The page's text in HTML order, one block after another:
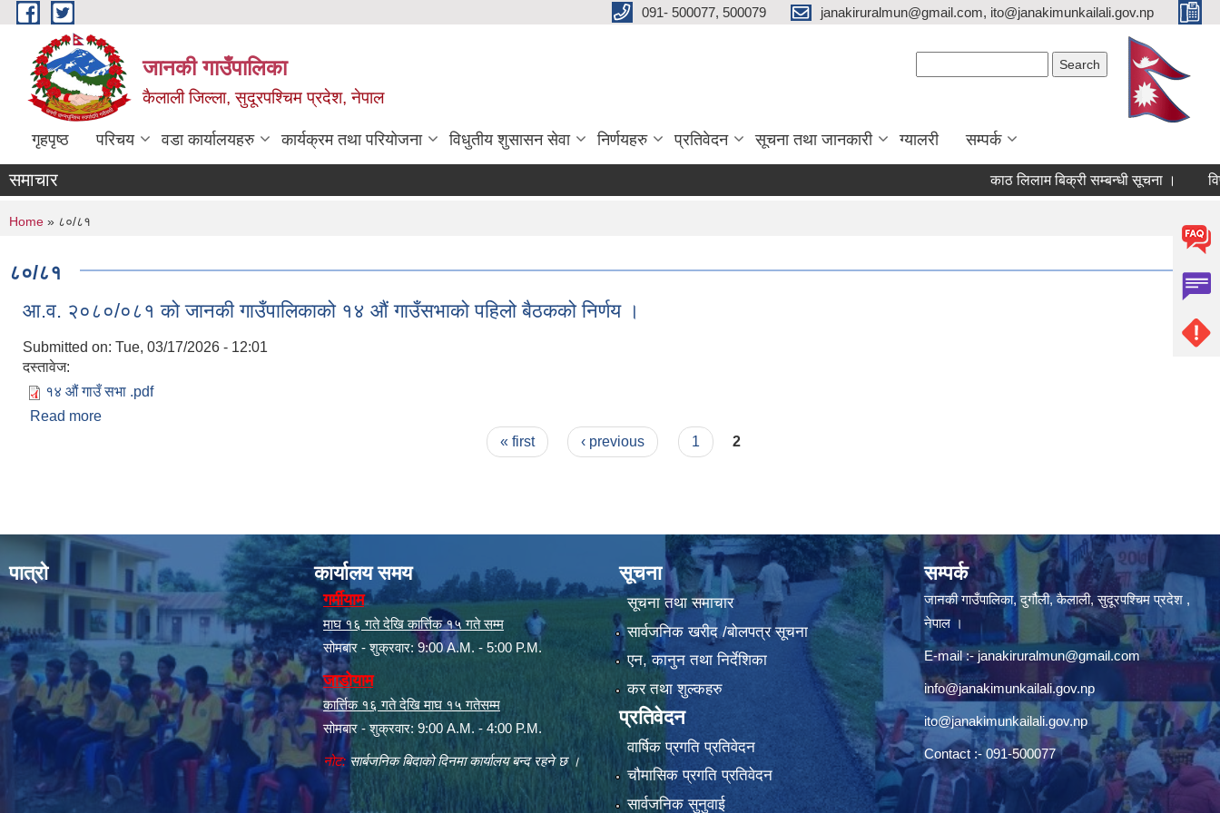
Skip to main content 091- 500077, 500079 janakiruralmun@gmail.com, ito@janakimunkailali.gov.np
जानकी गाउँपालिका
कैलाली जिल्ला, सुदूरपश्चिम प्रदेश, नेपाल
गृहपृष्ठ परिचय वडा कार्यालयहरु कार्यक्रम तथा परियोजना विधुतीय शुसासन सेवा निर्णयहरु प्रतिवेदन सूचना तथा जानकारी ग्यालरी सम्पर्क
समाचार काठ लिलाम बिक्री सम्बन्धी सूचना ।
You are here
Home » ८०/८१
८०/८१
आ.व. २०८०/०८१ को जानकी गाउँपालिकाको १४ औं गाउँसभाको पहिलो बैठकको निर्णय ।
Submitted on: Tue, 03/17/2026 - 12:01
दस्तावेज:
१४ औं गाउँ सभा .pdf
Read more
« first ‹ previous 1 2
पात्रो कार्यालय समय
गर्मीयाम
माघ १६ गते देखि कार्त्तिक १५ गते सम्म
सोमबार - शुक्रवार: 9:00 A.M. - 5:00 P.M.
जाडोयाम
कार्त्तिक १६ गते देखि माघ १५ गतेसम्म
सोमबार - शुक्रवार: 9:00 A.M. - 4:00 P.M.
नोट: सार्बजनिक बिदाको दिनमा कार्यालय बन्द रहने छ ।
सूचना
सूचना तथा समाचार
सार्वजनिक खरीद /बोलपत्र सूचना
एन, कानुन तथा निर्देशिका
कर तथा शुल्कहरु
प्रतिवेदन
वार्षिक प्रगति प्रतिवेदन
चौमासिक प्रगति प्रतिवेदन
सार्वजनिक सुनुवाई
सम्पर्क
जानकी गाउँपालिका, दुर्गौली, कैलाली, सुदूरपश्चिम प्रदेश ,
नेपाल ।
E-mail :-janakiruralmun@gmail.com
info@janakimunkailali.gov.np
ito@janakimunkailali.gov.np
Contact :- 091-500077